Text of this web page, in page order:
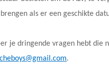
als er een geschikte
je dringende vragen hebt die
.